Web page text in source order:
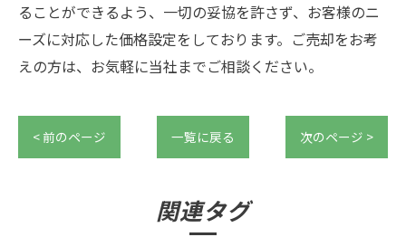
ることができるよう、一切の妥協を許さず、お客様のニ
ーズに対応した価格設定をしております。ご売却をお考
えの方は、お気軽に当社までご相談ください。
< 前のページ 一覧に戻る 次のページ >
関連タグ